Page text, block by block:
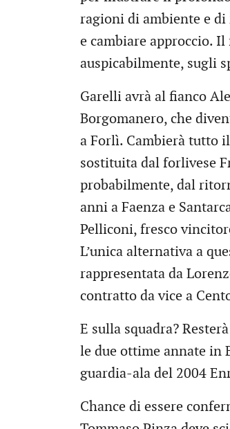
ragioni di ambiente e di
e cambiare approccio.
auspicabilmente, sugli
Garelli avrà al fianco
Borgomanero, che
a Forlì. Cambierà tutto
sostituita dal forlivese
probabilmente, dal
anni a Faenza e
Pelliconi, fresco
L’unica alternativa a
rappresentata da
contratto da vice a
E sulla squadra?
le due ottime annate in
guardia-ala del 2004
Chance di essere